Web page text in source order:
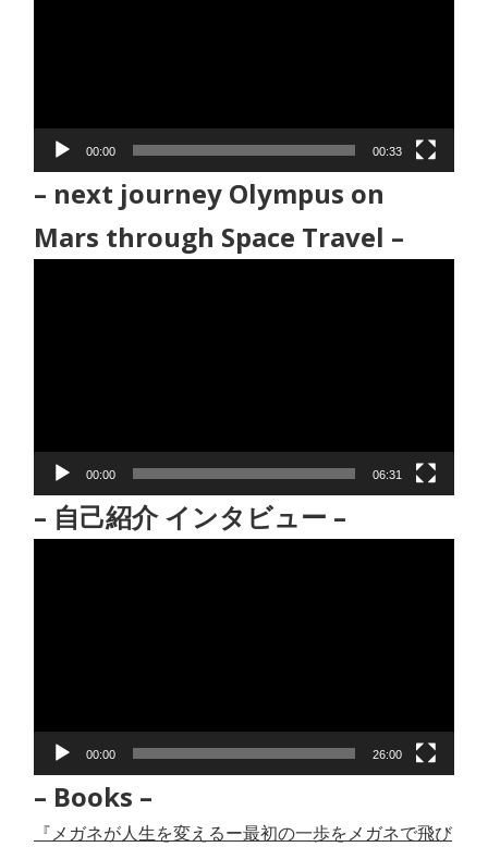
ー
00:00 00:33
– next journey Olympus on
Mars through Space Travel –
ー
00:00 06:31
– 自己紹介 インタビュー –
ー
00:00 26:00
– Books –
『メガネが人生を変えるー最初の一歩をメガネで飛び